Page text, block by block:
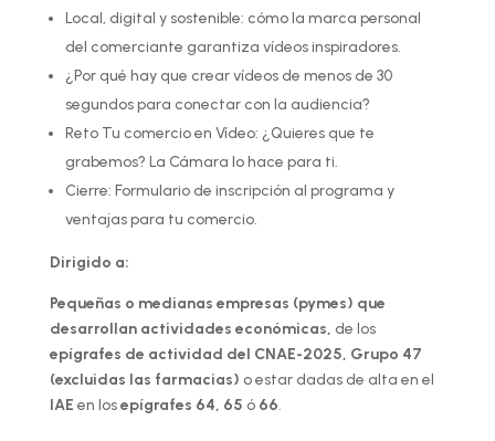
Local, digital y sostenible: cómo la marca personal
del comerciante garantiza vídeos inspiradores.
¿Por qué hay que crear vídeos de menos de 30
segundos para conectar con la audiencia?
Reto Tu comercio en Vídeo: ¿Quieres que te
grabemos? La Cámara lo hace para ti.
Cierre: Formulario de inscripción al programa y
ventajas para tu comercio.
Dirigido a:
Pequeñas o medianas empresas (pymes) que
desarrollan actividades económicas, de los
epígrafes de actividad del CNAE-2025, Grupo 47
(excluidas las farmacias) o estar dadas de alta en el
IAE en losepígrafes 64, 65 ó 66.